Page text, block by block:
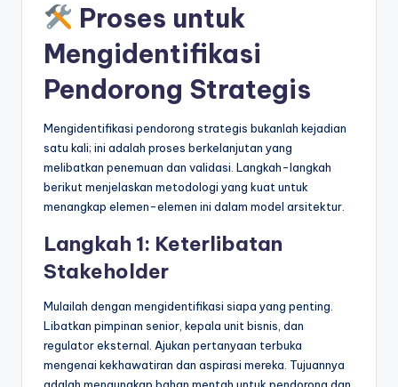
Proses untuk
Mengidentifikasi
Pendorong Strategis
Mengidentifikasi pendorong strategis bukanlah kejadian
satu kali; ini adalah proses berkelanjutan yang
melibatkan penemuan dan validasi. Langkah-langkah
berikut menjelaskan metodologi yang kuat untuk
menangkap elemen-elemen ini dalam model arsitektur.
Langkah 1: Keterlibatan
Stakeholder
Mulailah dengan mengidentifikasi siapa yang penting.
Libatkan pimpinan senior, kepala unit bisnis, dan
regulator eksternal. Ajukan pertanyaan terbuka
mengenai kekhawatiran dan aspirasi mereka. Tujuannya
adalah mengungkap bahan mentah untuk pendorong dan